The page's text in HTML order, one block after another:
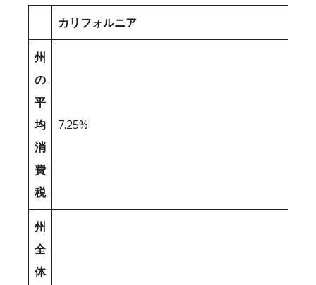
カリフォルニア
州
の
平
均
消
費
税
7.25%
州
全
体